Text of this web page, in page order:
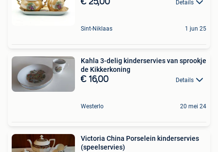
€ 25,00 Details
Sint-Niklaas 1 jun 25
Kahla 3-delig kinderservies van sprookje
de Kikkerkoning
€ 16,00 Details
Westerlo 20 mei 24
Victoria China Porselein kinderservies
(speelservies)